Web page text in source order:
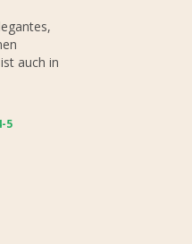
auch in
W